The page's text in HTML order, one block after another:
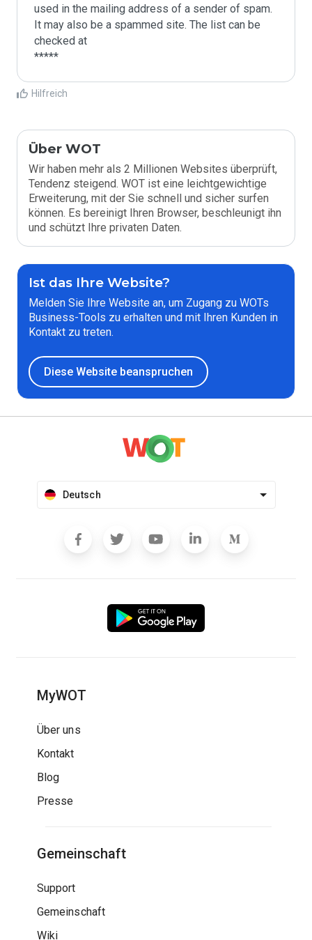
used in the mailing address of a sender of spam.
It may also be a spammed site. The list can be
checked at
Hilfreich
Über WOT
Wir haben mehr als 2 Millionen Websites überprüft,
Tendenz steigend. WOT ist eine leichtgewichtige
Erweiterung, mit der Sie schnell und sicher surfen
können. Es bereinigt Ihren Browser, beschleunigt ihn
und schützt Ihre privaten Daten.
Ist das Ihre Website?
Melden Sie Ihre Website an, um Zugang zu WOTs
Business-Tools zu erhalten und mit Ihren Kunden in
Kontakt zu treten.
Diese Website beanspruchen
Deutsch
MyWOT
Über uns
Kontakt
Blog
Presse
Gemeinschaft
Support
Gemeinschaft
Wiki